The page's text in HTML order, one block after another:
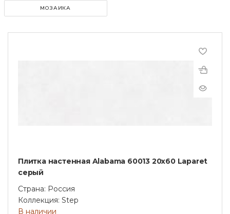
МОЗАИКА
Плитка настенная Alabama 60013 20х60 Laparet
серый
Страна: Россия
Коллекция: Step
В наличии